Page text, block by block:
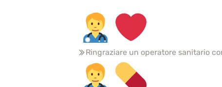
Ringraziare un operatore sanitario